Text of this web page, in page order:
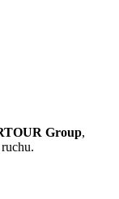
Group,